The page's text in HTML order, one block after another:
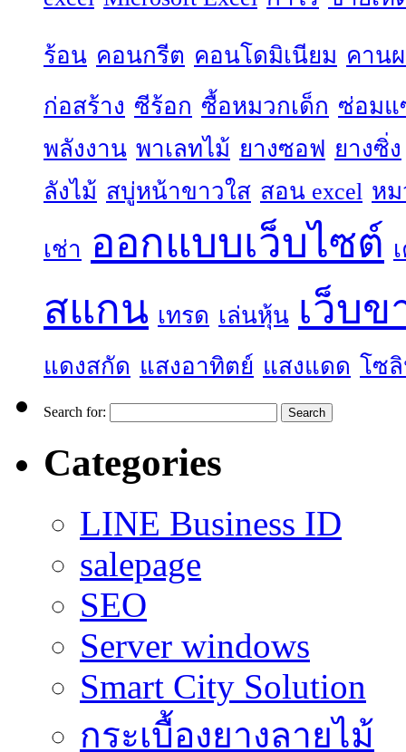
ร้อน คอนกรีต คอนโดมิเนียม คาน
ก่อสร้าง ซีร้อก ซื้อหมวกเด็ก ซ่อมแ
พลังงาน พาเลทไม้ ยางซอฟ ยางซิ่ง
ลังไม้ สบู่หน้าขาวใส สอน excel หม
เช่า ออกแบบเว็บไซต์
สแกน เทรด เล่นหุ้น เว็บข
แดงสกัด แสงอาทิตย์ แสงแดด โซ
Search for:
Categories
LINE Business ID
salepage
SEO
Server windows
Smart City Solution
กระเบื้องยางลายไม้